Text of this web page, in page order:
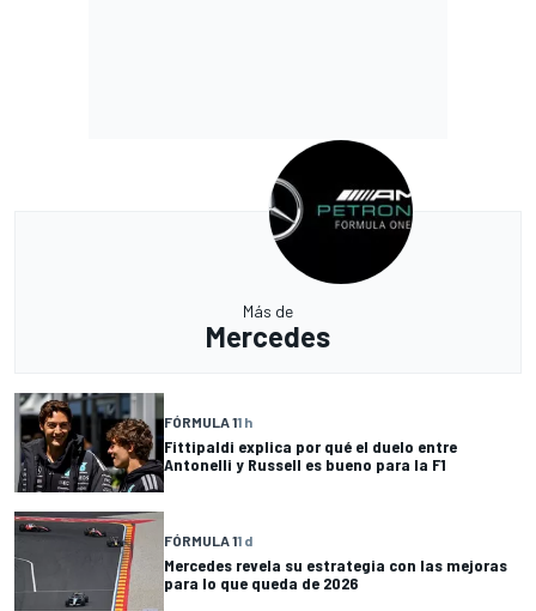
Más de
Mercedes
FÓRMULA 11 h
Fittipaldi explica por qué el duelo entre
Antonelli y Russell es bueno para la F1
FÓRMULA 11 d
Mercedes revela su estrategia con las mejoras
para lo que queda de 2026